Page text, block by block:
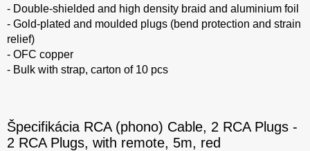
- Double-shielded and high density braid and aluminium foil
- Gold-plated and moulded plugs (bend protection and strain
relief)
- OFC copper
- Bulk with strap, carton of 10 pcs
Špecifikácia RCA (phono) Cable, 2 RCA Plugs -
2 RCA Plugs, with remote, 5m, red